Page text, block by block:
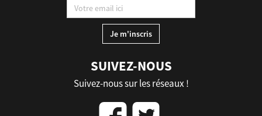
SUIVEZ-NOUS
Suivez-nous sur les réseaux !